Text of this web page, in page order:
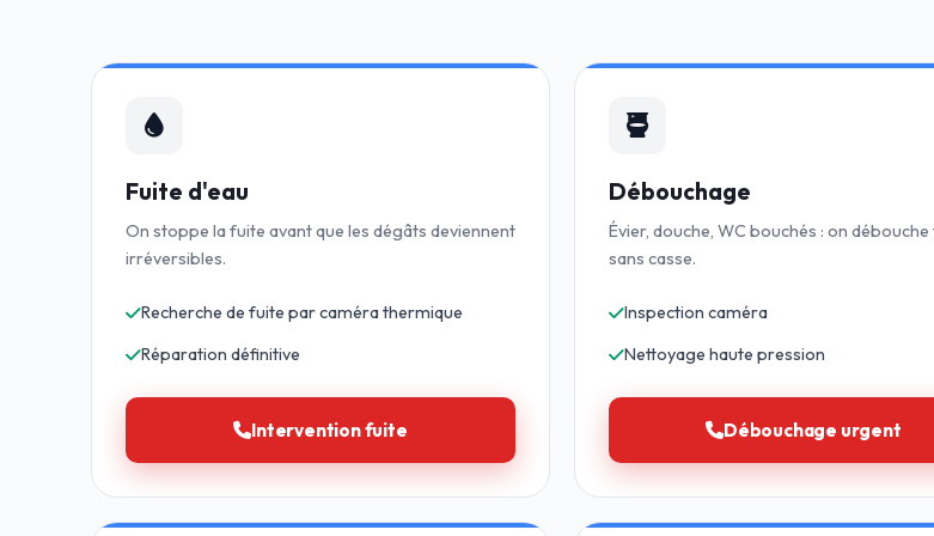
Fuite d'eau
On stoppe la fuite avant que les dégâts deviennent
irréversibles.
Recherche de fuite par caméra thermique
Réparation définitive
Intervention fuite
Débouchage
Évier, douche, WC bouchés : on
sans casse.
Inspection caméra
Nettoyage haute pression
Débouchage urgent